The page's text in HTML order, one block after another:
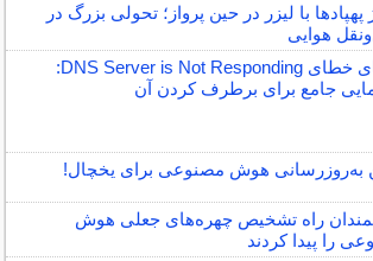
پهپادها با لیزر در حین پرواز؛ تحولی بزرگ در
هوایی
معمای خطای DNS Server is Not Responding:
جامع برای برطرف کردن آن
به‌روزرسانی هوش مصنوعی برای یخچال!
راه تشخیص چهره‌های جعلی هوش
را پیدا کردند